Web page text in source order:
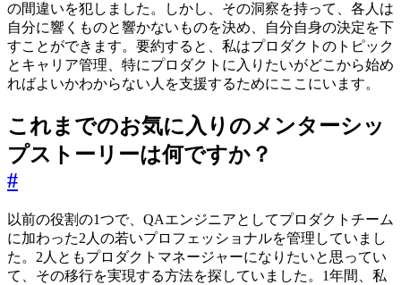
の間違いを犯しました。しかし、その洞察を持って、各人は
自分に響くものと響かないものを決め、自分自身の決定を下
すことができます。要約すると、私はプロダクトのトピック
とキャリア管理、特にプロダクトに入りたいがどこから始め
ればよいかわからない人を支援するためにここにいます。
これまでのお気に入りのメンターシッ
プストーリーは何ですか？
#
以前の役割の1つで、QAエンジニアとしてプロダクトチーム
に加わった2人の若いプロフェッショナルを管理していまし
た。2人ともプロダクトマネージャーになりたいと思ってい
て、その移行を実現する方法を探していました。1年間、私